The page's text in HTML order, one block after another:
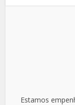
Estamos